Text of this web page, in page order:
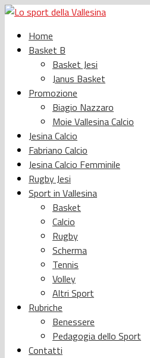
Home
Basket B
Basket Jesi
Janus Basket
Promozione
Biagio Nazzaro
Moie Vallesina Calcio
Jesina Calcio
Fabriano Calcio
Jesina Calcio Femminile
Rugby Jesi
Sport in Vallesina
Basket
Calcio
Rugby
Scherma
Tennis
Volley
Altri Sport
Rubriche
Benessere
Pedagogia dello Sport
Contatti